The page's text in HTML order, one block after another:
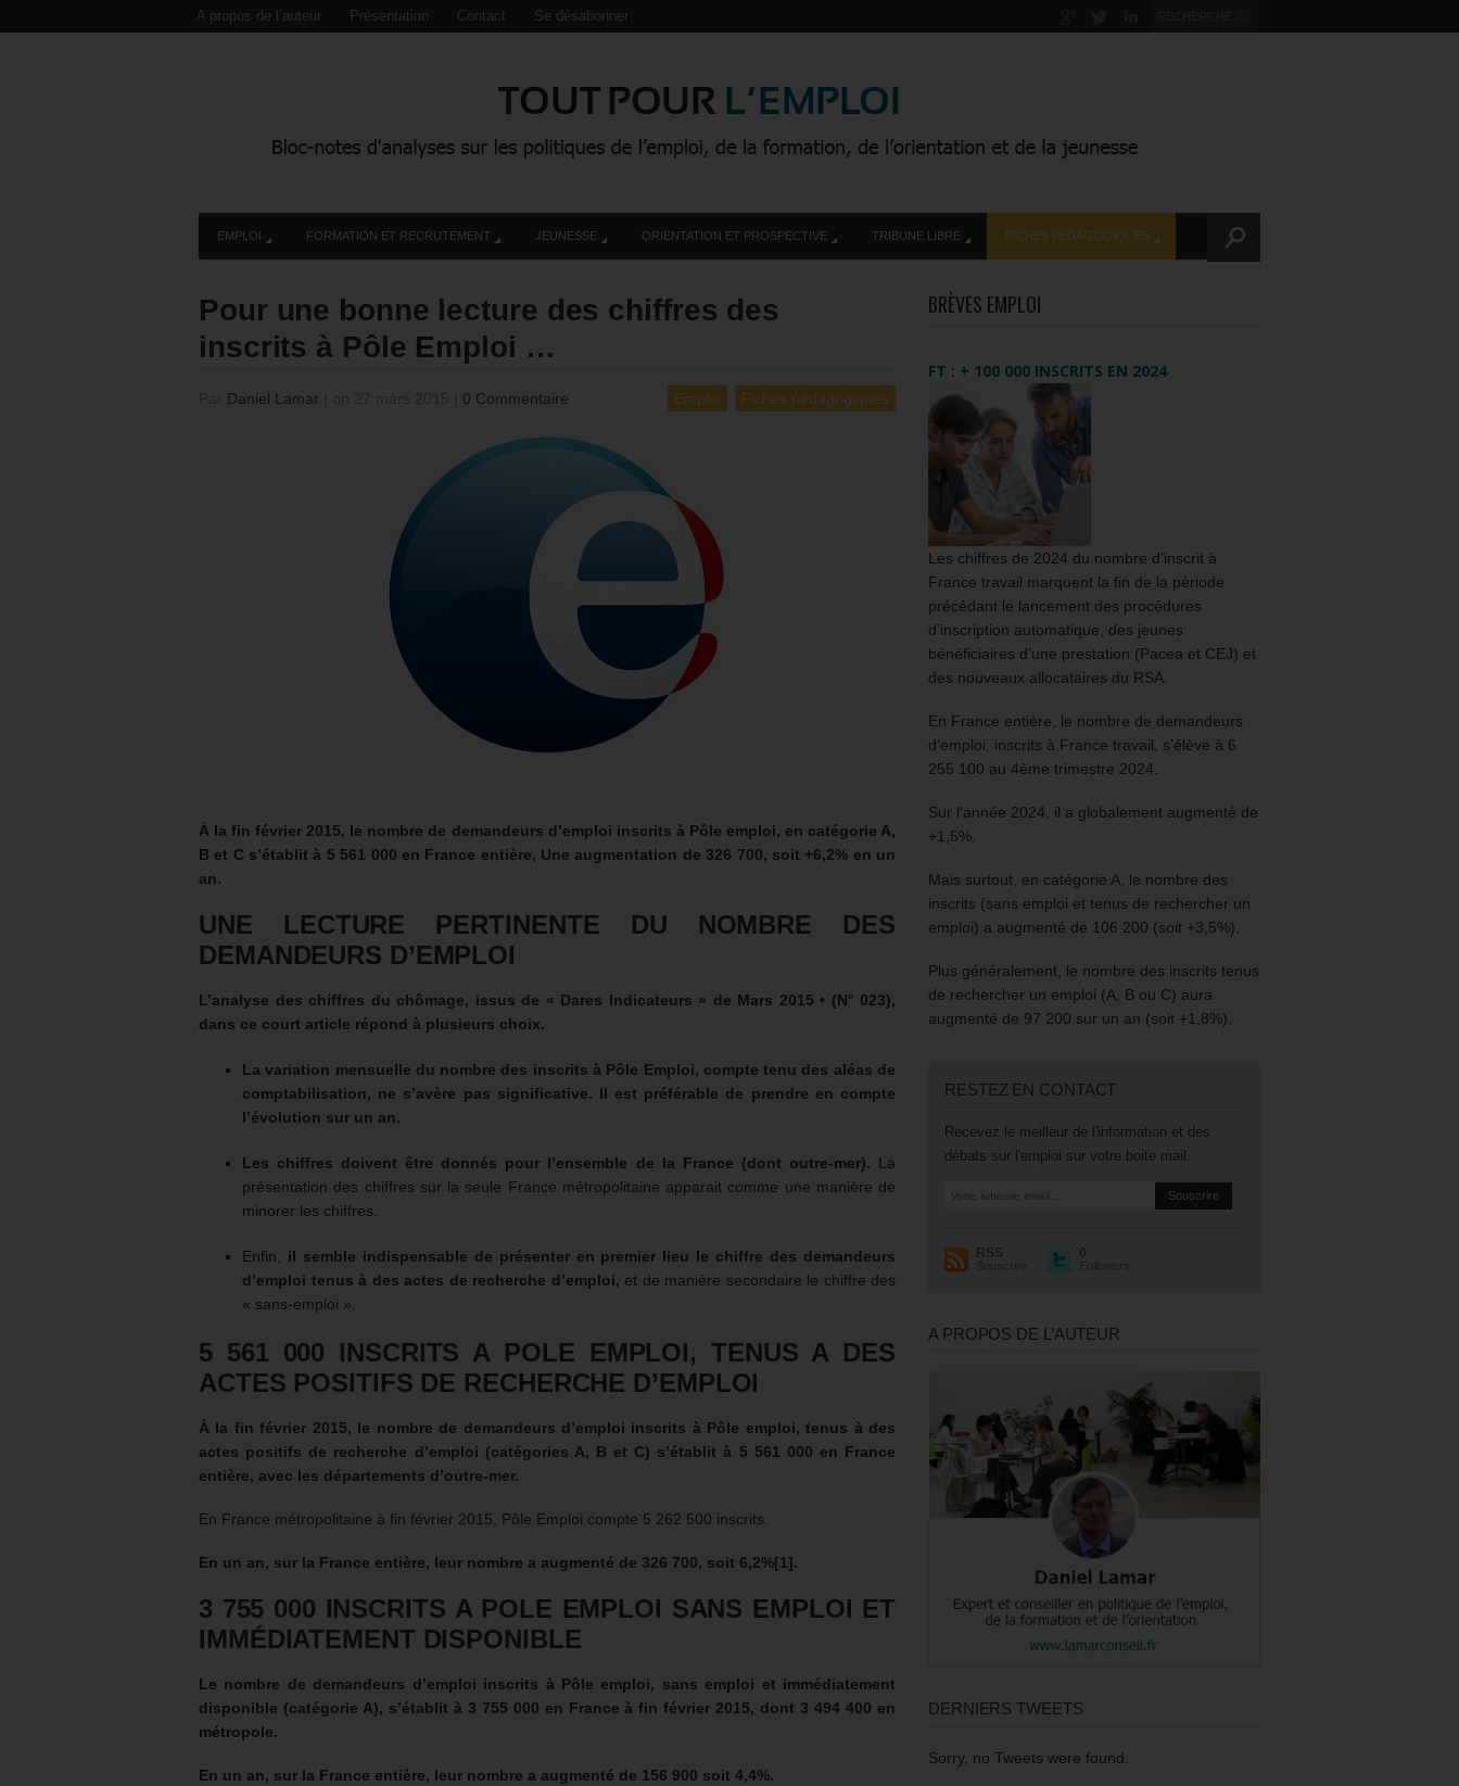
A propos de l’auteur Présentation Contact Se désabonner
EMPLOI FORMATION ET RECRUTEMENT JEUNESSE ORIENTATION ET PROSPECTIVE TRIBUNE LIBRE FICHES PÉDAGOGIQUES
Pour une bonne lecture des chiffres des
inscrits à Pôle Emploi …
Daniel Lamar 0 Commentaire Emploi Fiches pédagogiques
À la fin février 2015, le nombre de demandeurs d’emploi inscrits à Pôle emploi, en catégorie A,
B et C s’établit à 5 561 000 en France entière, Une augmentation de 326 700, soit +6,2% en un
an.
UNE LECTURE PERTINENTE DU NOMBRE DES
DEMANDEURS D’EMPLOI
L’analyse des chiffres du chômage, issus de « Dares Indicateurs » de Mars 2015 • (N° 023),
dans ce court article répond à plusieurs choix.
La variation mensuelle du nombre des inscrits à Pôle Emploi, compte tenu des aléas de
comptabilisation, ne s’avère pas significative. Il est préférable de prendre en compte
l’évolution sur un an.
Les chiffres doivent être donnés pour l’ensemble de la France (dont outre-mer). La
présentation des chiffres sur la seule France métropolitaine apparait comme une manière de
minorer les chiffres.
Enfin, il semble indispensable de présenter en premier lieu le chiffre des demandeurs
d’emploi tenus à des actes de recherche d’emploi, et de manière secondaire le chiffre des
« sans-emploi ».
5 561 000 INSCRITS A POLE EMPLOI, TENUS A DES
ACTES POSITIFS DE RECHERCHE D’EMPLOI
À la fin février 2015, le nombre de demandeurs d’emploi inscrits à Pôle emploi, tenus à des
actes positifs de recherche d’emploi (catégories A, B et C) s’établit à 5 561 000 en France
entière, avec les départements d’outre-mer.
En France métropolitaine à fin février 2015, Pôle Emploi compte 5 262 500 inscrits.
En un an, sur la France entière, leur nombre a augmenté de 326 700, soit 6,2%[1].
3 755 000 INSCRITS A POLE EMPLOI SANS EMPLOI ET
IMMÉDIATEMENT DISPONIBLE
Le nombre de demandeurs d’emploi inscrits à Pôle emploi, sans emploi et immédiatement
disponible (catégorie A), s’établit à 3 755 000 en France à fin février 2015, dont 3 494 400 en
métropole.
En un an, sur la France entière, leur nombre a augmenté de 156 900 soit 4,4%.
BRÈVES EMPLOI
FT : + 100 000 INSCRITS EN 2024
Les chiffres de 2024 du nombre d’inscrit à
France travail marquent la fin de la période
précédant le lancement des procédures
d’inscription automatique, des jeunes
bénéficiaires d’une prestation (Pacea et CEJ) et
des nouveaux allocataires du RSA.
En France entière, le nombre de demandeurs
d’emploi, inscrits à France travail, s’élève à 6
255 100 au 4ème trimestre 2024.
Sur l’année 2024, il a globalement augmenté de
+1,5%.
Mais surtout, en catégorie A, le nombre des
inscrits (sans emploi et tenus de rechercher un
emploi) a augmenté de 106 200 (soit +3,5%).
Plus généralement, le nombre des inscrits tenus
de rechercher un emploi (A, B ou C) aura
augmenté de 97 200 sur un an (soit +1,8%).
RESTEZ EN CONTACT
Recevez le meilleur de l'information et des
débats sur l'emploi sur votre boite mail.
RSS
Souscrire
0
Followers
A PROPOS DE L’AUTEUR
DERNIERS TWEETS
Sorry, no Tweets were found.